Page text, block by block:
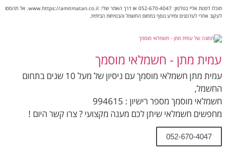
תוכלו לפנות אליי בטלפון: 052-670-4047 או דרך האתר שלי: www.https://amitmatan.co.il. אל תהססו
לעקוב אחרי לעדכונים ומידע נוסף בתחום החשמל והבטיחות הביתית.
עמית מתן - חשמלאי מוסמך
עמית מתן חשמלאי מוסמך עם ניסיון של מעל 10 שנים בתחום
החשמל,
חשמלאי מוסמך מספר רישיון : 994615
מחפשים חשמלאי שיתן לכם מענה מקצועי ? צרו קשר היום !
052-670-4047